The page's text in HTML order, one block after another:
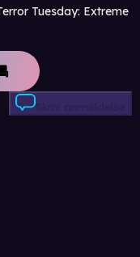
Tuesday: Extreme
Skriv anmeldelse